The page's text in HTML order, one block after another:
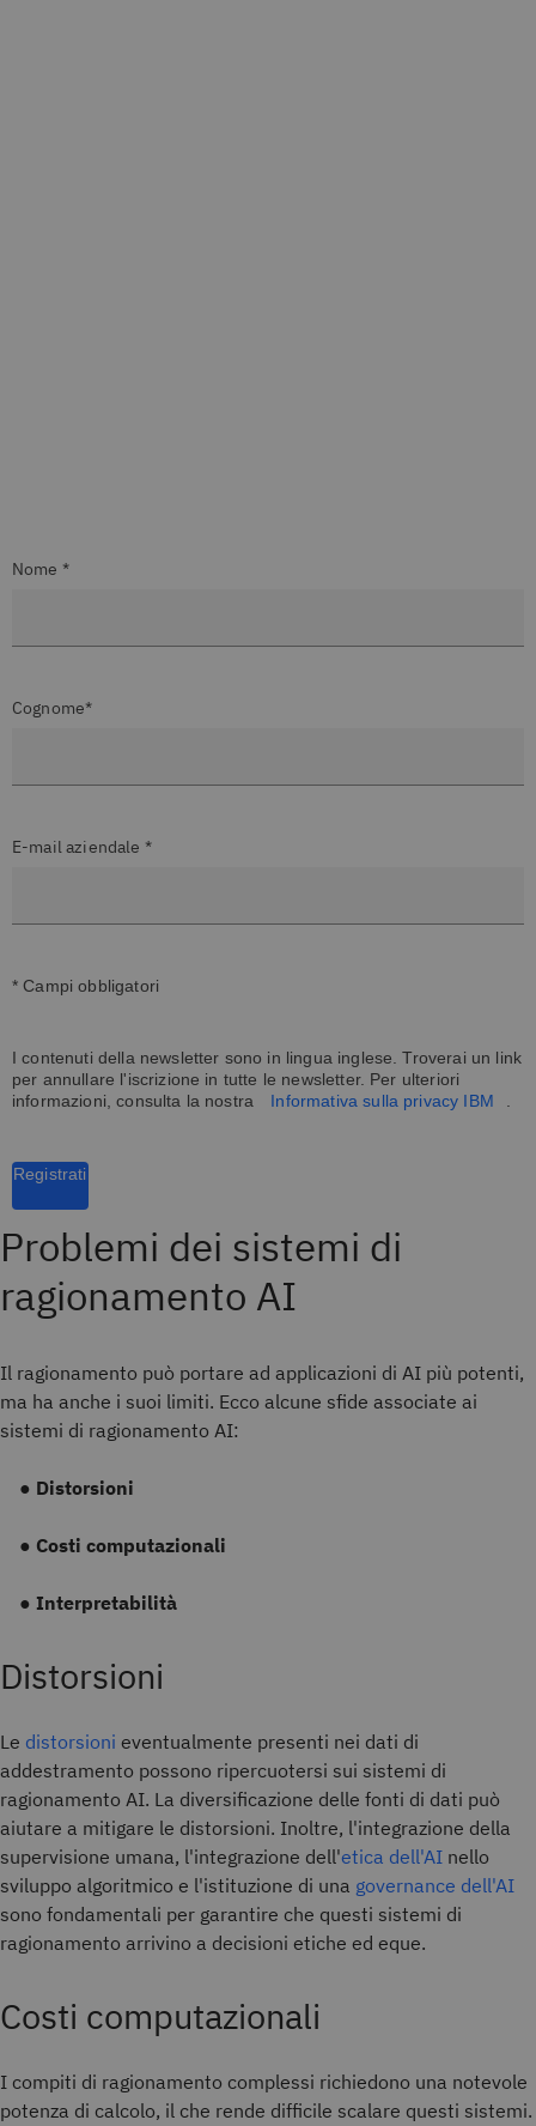
Nome *
Cognome*
E-mail aziendale *
* Campi obbligatori
I contenuti della newsletter sono in lingua inglese. Troverai un link
per annullare l'iscrizione in tutte le newsletter. Per ulteriori
informazioni, consulta la nostra
Informativa sulla privacy IBM .
Registrati
Problemi dei sistemi di
ragionamento AI
Il ragionamento può portare ad applicazioni di AI più potenti,
ma ha anche i suoi limiti. Ecco alcune sfide associate ai
sistemi di ragionamento AI:
● Distorsioni
● Costi computazionali
● Interpretabilità
Distorsioni
Le distorsioni eventualmente presenti nei dati di
addestramento possono ripercuotersi sui sistemi di
ragionamento AI. La diversificazione delle fonti di dati può
aiutare a mitigare le distorsioni. Inoltre, l'integrazione della
supervisione umana, l'integrazione dell'etica dell'AI nello
sviluppo algoritmico e l'istituzione di una governance dell'AI
sono fondamentali per garantire che questi sistemi di
ragionamento arrivino a decisioni etiche ed eque.
Costi computazionali
I compiti di ragionamento complessi richiedono una notevole
potenza di calcolo, il che rende difficile scalare questi sistemi.